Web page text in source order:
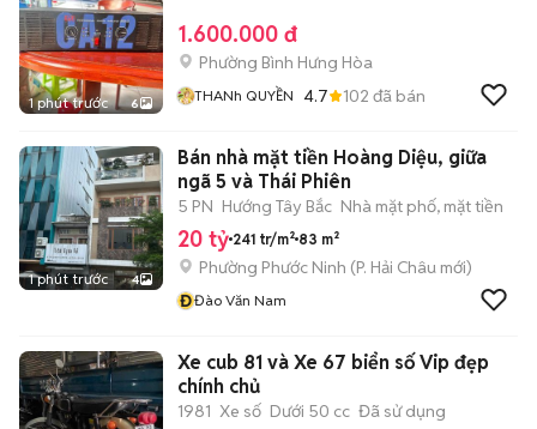
1 phút trước 6
1.600.000 đ
Phường Bình Hưng Hòa
THANh QUYỀN 4.7 102 đã bán
1 phút trước 4
Bán nhà mặt tiền Hoàng Diệu, giữa
ngã 5 và Thái Phiên
5 PN Hướng Tây Bắc Nhà mặt phố, mặt tiền
20 tỷ 241 tr/m² 83 m²
Phường Phước Ninh (P. Hải Châu mới)
ĐĐào Văn Nam
Xe cub 81 và Xe 67 biển số Vip đẹp
chính chủ
1981 Xe số Dưới 50 cc Đã sử dụng